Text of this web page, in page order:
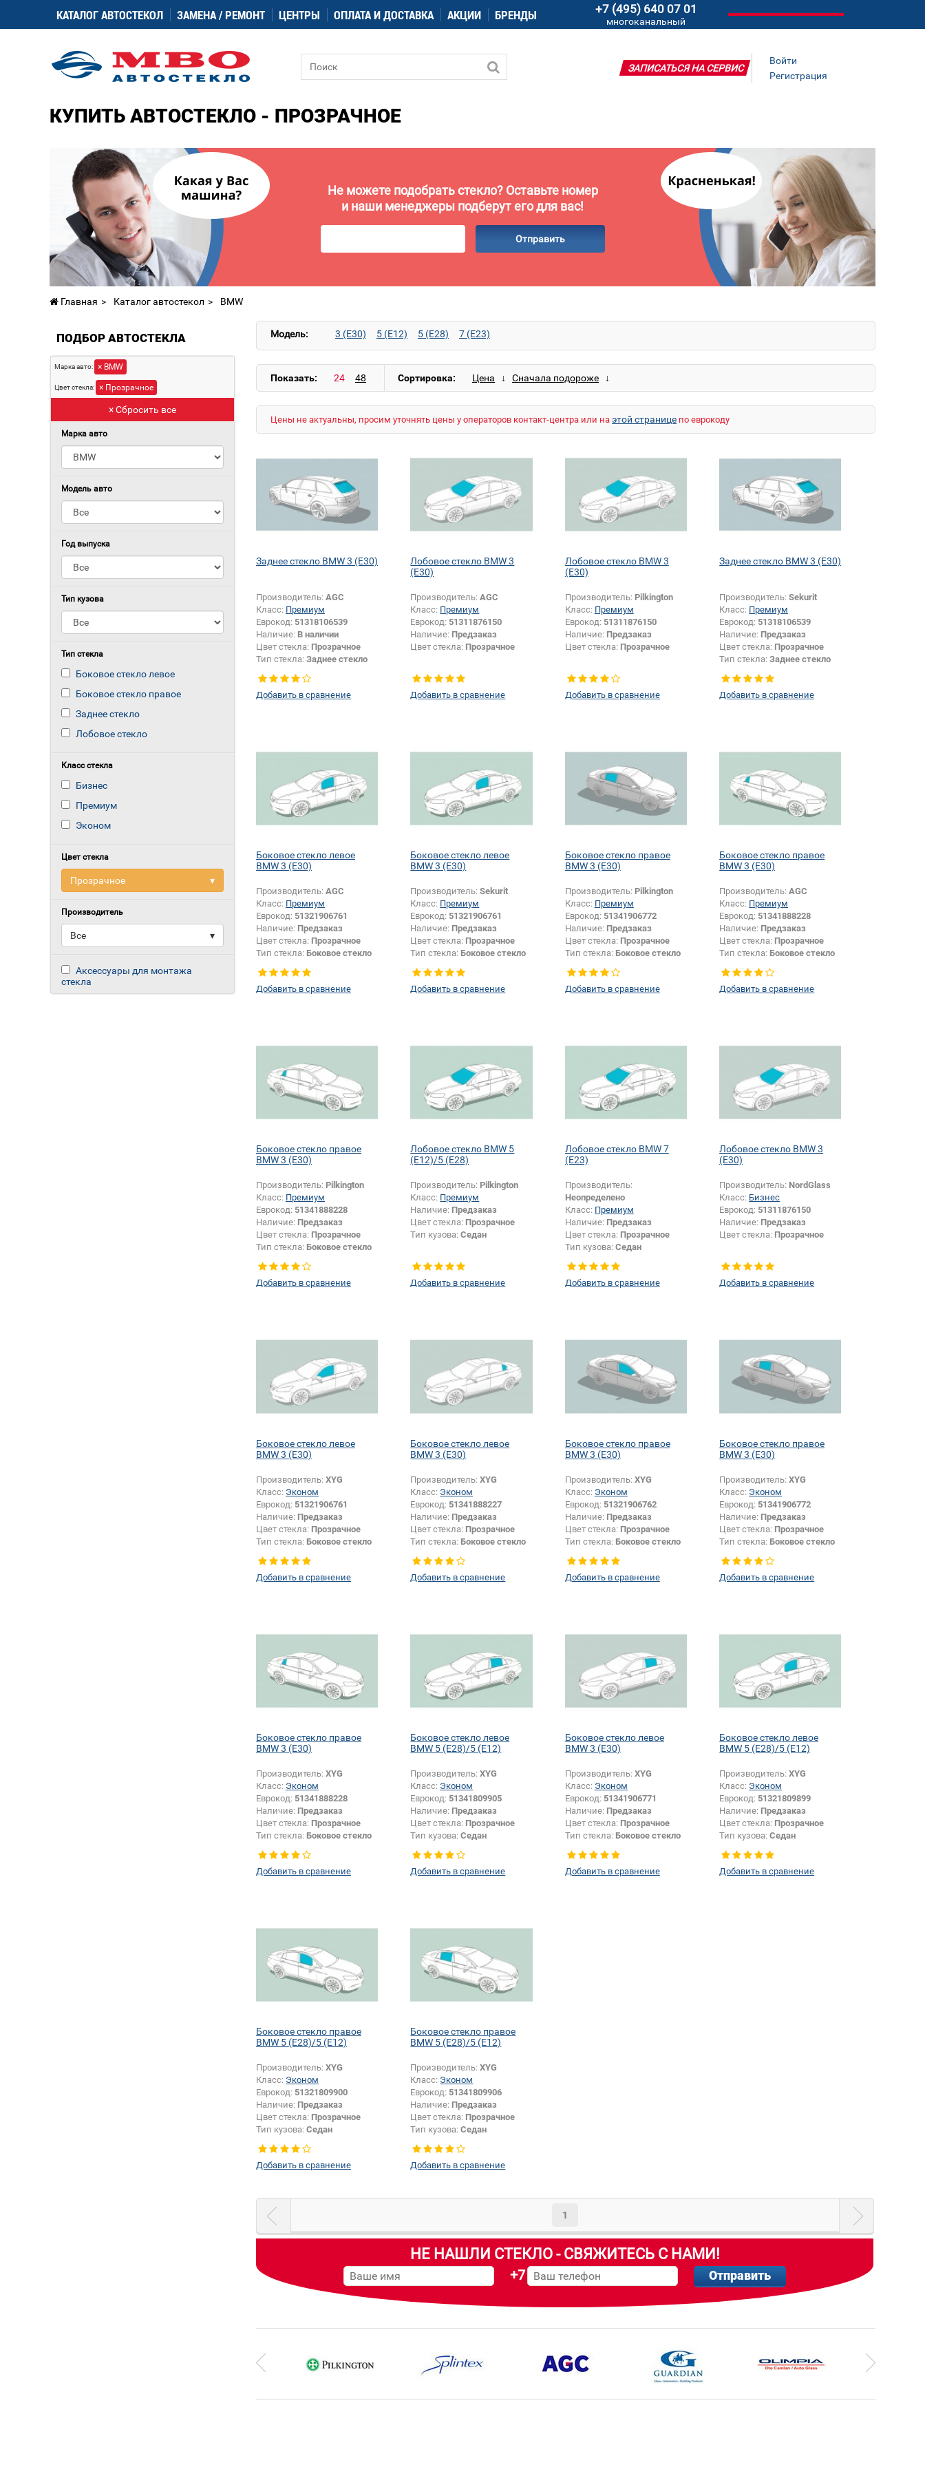
КАТАЛОГ АВТОСТЕКОЛ ЗАМЕНА / РЕМОНТ ЦЕНТРЫ ОПЛАТА И ДОСТАВКА АКЦИИ БРЕНДЫ +7 (495) 640 07 01
многоканальный
Войти
Регистрация
ЗАПИСАТЬСЯ НА СЕРВИС
КУПИТЬ АВТОСТЕКЛО - ПРОЗРАЧНОЕ
Не можете подобрать стекло? Оставьте номер
и наши менеджеры подберут его для вас!
Отправить
Главная Каталог автостекол BMW
ПОДБОР АВТОСТЕКЛА
Марка авто: × BMW
Цвет стекла: × Прозрачное
× Сбросить все
Марка авто
Модель авто
Год выпуска
Тип кузова
Тип стекла
Боковое стекло левое
Боковое стекло правое
Заднее стекло
Лобовое стекло
Класс стекла
Бизнес
Премиум
Эконом
Цвет стекла
▾
Прозрачное
Производитель
▾
Все
Аксессуары для монтажа
стекла
Модель: 3 (E30) 5 (E12) 5 (E28) 7 (E23)
Показать: Сортировка:
Цены не актуальны, просим уточнять цены у операторов контакт-центра или на этой странице по еврокоду
Заднее стекло BMW 3 (E30)
Производитель: AGC
Класс: Премиум
Еврокод: 51318106539
Наличие: В наличии
Цвет стекла: Прозрачное
Тип стекла: Заднее стекло
Добавить в сравнение
Лобовое стекло BMW 3
(E30)
Производитель:AGC
Класс: Премиум
Еврокод: 51311876150
Наличие: Предзаказ
Цвет стекла: Прозрачное
Добавить в сравнение
Лобовое стекло BMW 3
(E30)
Производитель: Pilkington
Класс: Премиум
Еврокод: 51311876150
Наличие: Предзаказ
Цвет стекла: Прозрачное
Добавить в сравнение
Заднее стекло BMW 3 (E30)
Производитель:Sekurit
Класс: Премиум
Еврокод: 51318106539
Наличие: Предзаказ
Цвет стекла: Прозрачное
Тип стекла:Заднее стекло
Добавить в сравнение
Боковое стекло левое
BMW 3 (E30)
Производитель: AGC
Класс: Премиум
Еврокод: 51321906761
Наличие: Предзаказ
Цвет стекла: Прозрачное
Тип стекла: Боковое стекло
левое
Добавить в сравнение
Боковое стекло левое
BMW 3 (E30)
Производитель:Sekurit
Класс: Премиум
Еврокод: 51321906761
Наличие: Предзаказ
Цвет стекла: Прозрачное
Тип стекла: Боковое стекло
левое
Добавить в сравнение
Боковое стекло правое
BMW 3 (E30)
Производитель: Pilkington
Класс: Премиум
Еврокод: 51341906772
Наличие: Предзаказ
Цвет стекла: Прозрачное
Тип стекла: Боковое стекло
правое
Добавить в сравнение
Боковое стекло правое
BMW 3 (E30)
Производитель:AGC
Класс: Премиум
Еврокод: 51341888228
Наличие: Предзаказ
Цвет стекла: Прозрачное
Тип стекла: Боковое стекло
правое
Добавить в сравнение
Боковое стекло правое
BMW 3 (E30)
Производитель: Pilkington
Класс: Премиум
Еврокод: 51341888228
Наличие: Предзаказ
Цвет стекла: Прозрачное
Тип стекла: Боковое стекло
правое
Добавить в сравнение
Лобовое стекло BMW 5
(E12)/5 (E28)
Производитель: Pilkington
Класс: Премиум
Наличие: Предзаказ
Цвет стекла: Прозрачное
Тип кузова:Седан
Добавить в сравнение
Лобовое стекло BMW 7
(E23)
Производитель:
Неопределено
Класс: Премиум
Наличие: Предзаказ
Цвет стекла: Прозрачное
Тип кузова: Седан
Добавить в сравнение
Лобовое стекло BMW 3
(E30)
Производитель: NordGlass
Класс: Бизнес
Еврокод: 51311876150
Наличие: Предзаказ
Цвет стекла: Прозрачное
Добавить в сравнение
Боковое стекло левое
BMW 3 (E30)
Производитель: XYG
Класс: Эконом
Еврокод: 51321906761
Наличие: Предзаказ
Цвет стекла: Прозрачное
Тип стекла: Боковое стекло
Добавить в сравнение
Боковое стекло левое
BMW 3 (E30)
Производитель:XYG
Класс: Эконом
Еврокод: 51341888227
Наличие: Предзаказ
Цвет стекла: Прозрачное
Тип стекла: Боковое стекло
Добавить в сравнение
Боковое стекло правое
BMW 3 (E30)
Производитель: XYG
Класс: Эконом
Еврокод: 51321906762
Наличие: Предзаказ
Цвет стекла: Прозрачное
Тип стекла: Боковое стекло
Добавить в сравнение
Боковое стекло правое
BMW 3 (E30)
Производитель:XYG
Класс: Эконом
Еврокод: 51341906772
Наличие: Предзаказ
Цвет стекла: Прозрачное
Тип стекла: Боковое стекло
Добавить в сравнение
Боковое стекло правое
BMW 3 (E30)
Производитель: XYG
Класс: Эконом
Еврокод: 51341888228
Наличие: Предзаказ
Цвет стекла: Прозрачное
Тип стекла: Боковое стекло
Добавить в сравнение
Боковое стекло левое
BMW 5 (E28)/5 (E12)
Производитель:XYG
Класс: Эконом
Еврокод: 51341809905
Наличие: Предзаказ
Цвет стекла: Прозрачное
Тип кузова:Седан
левое
Добавить в сравнение
Боковое стекло левое
BMW 3 (E30)
Производитель: XYG
Класс: Эконом
Еврокод: 51341906771
Наличие: Предзаказ
Цвет стекла: Прозрачное
Тип стекла: Боковое стекло
Добавить в сравнение
Боковое стекло левое
BMW 5 (E28)/5 (E12)
Производитель:XYG
Класс: Эконом
Еврокод: 51321809899
Наличие: Предзаказ
Цвет стекла: Прозрачное
Тип кузова:Седан
левое
Добавить в сравнение
Боковое стекло правое
BMW 5 (E28)/5 (E12)
Производитель: XYG
Класс: Эконом
Еврокод: 51321809900
Наличие: Предзаказ
Цвет стекла: Прозрачное
Тип кузова: Седан
правое
Добавить в сравнение
Боковое стекло правое
BMW 5 (E28)/5 (E12)
Производитель:XYG
Класс: Эконом
Еврокод: 51341809906
Наличие: Предзаказ
Цвет стекла: Прозрачное
Тип кузова:Седан
правое
Добавить в сравнение
1
НЕ НАШЛИ СТЕКЛО - СВЯЖИТЕСЬ С НАМИ!
+7 Отправить